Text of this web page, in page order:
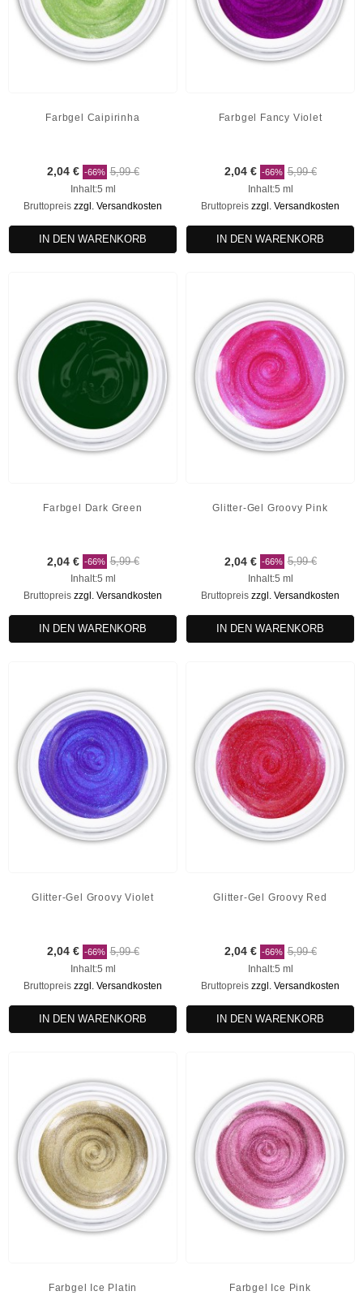
Farbgel Caipirinha
2,04 € -66% 5,99 €
Inhalt:5 ml
Bruttopreis zzgl. Versandkosten
IN DEN WARENKORB
Farbgel Fancy Violet
2,04 € -66% 5,99 €
Inhalt:5 ml
Bruttopreis zzgl. Versandkosten
IN DEN WARENKORB
Farbgel Dark Green
2,04 € -66% 5,99 €
Inhalt:5 ml
Bruttopreis zzgl. Versandkosten
IN DEN WARENKORB
Glitter-Gel Groovy Pink
2,04 € -66% 5,99 €
Inhalt:5 ml
Bruttopreis zzgl. Versandkosten
IN DEN WARENKORB
Glitter-Gel Groovy Violet
2,04 € -66% 5,99 €
Inhalt:5 ml
Bruttopreis zzgl. Versandkosten
IN DEN WARENKORB
Glitter-Gel Groovy Red
2,04 € -66% 5,99 €
Inhalt:5 ml
Bruttopreis zzgl. Versandkosten
IN DEN WARENKORB
Farbgel Ice Platin Farbgel Ice Pink